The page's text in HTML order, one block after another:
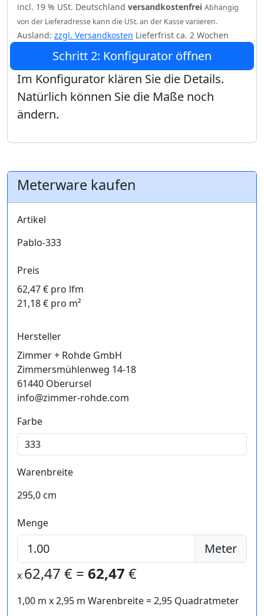
incl. 19 % USt. Deutschland versandkostenfrei Abhängig
von der Lieferadresse kann die USt. an der Kasse variieren.
Ausland: zzgl. Versandkosten Lieferfrist ca. 2 Wochen
Schritt 2: Konfigurator öffnen
Im Konfigurator klären Sie die Details.
Natürlich können Sie die Maße noch
ändern.
Meterware kaufen
Artikel
Pablo-333
Preis
62,47 € pro lfm
21,18 € pro m²
Hersteller
Zimmer + Rohde GmbH
Zimmersmühlenweg 14-18
61440 Oberursel
info@zimmer-rohde.com
Farbe
Warenbreite
295,0 cm
Menge
Meter
x 62,47 € = 62,47 €
1,00 m x2,95 m Warenbreite =2,95 Quadratmeter